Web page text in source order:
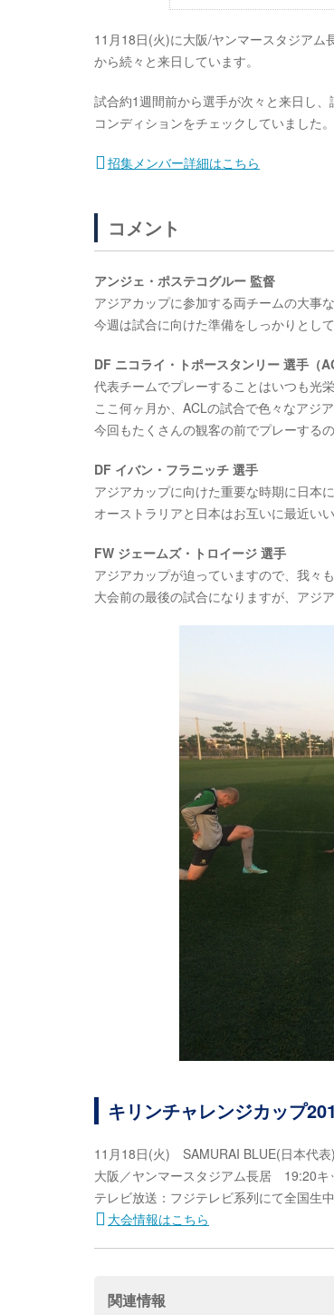
11月18日(火)に大阪/ヤンマースタジアム
から続々と来日しています。
試合約1週間前から選手が次々と来日し
コンディションをチェックしていました
招集メンバー詳細はこちら
コメント
アンジェ・ポステコグルー 監督
アジアカップに参加する両チームの大事
今週は試合に向けた準備をしっかりとし
DF ニコライ・トポースタンリー 選手（
代表チームでプレーすることはいつも光
ここ何ヶ月か、ACLの試合で色々なアジ
今回もたくさんの観客の前でプレーする
DF イバン・フラニッチ 選手
アジアカップに向けた重要な時期に日本
オーストラリアと日本はお互いに最近い
FW ジェームズ・トロイージ 選手
アジアカップが迫っていますので、我々
大会前の最後の試合になりますが、アジ
キリンチャレンジカップ
11月18日(火) SAMURAI BLUE(日本代表
大阪／ヤンマースタジアム長居 19:20キ
テレビ放送：フジテレビ系列にて全国生
大会情報はこちら
関連情報